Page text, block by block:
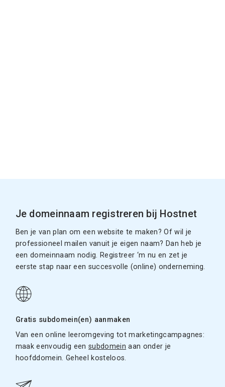
Je domeinnaam registreren bij Hostnet
Ben je van plan om een website te maken? Of wil je
professioneel mailen vanuit je eigen naam? Dan heb je
een domeinnaam nodig. Registreer ‘m nu en zet je
eerste stap naar een succesvolle (online) onderneming.
Gratis subdomein(en) aanmaken
Van een online leeromgeving tot marketingcampagnes:
maak eenvoudig eensubdomein aan onder je
hoofddomein. Geheel kosteloos.